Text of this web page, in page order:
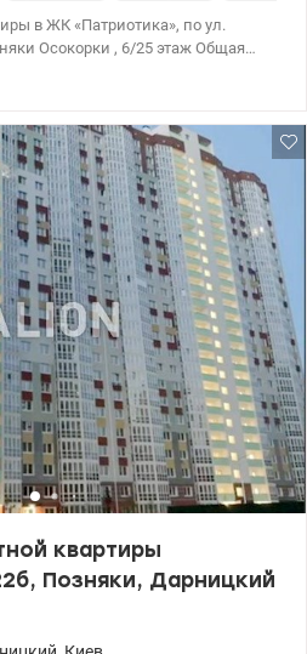
в ЖК «Патриотика», по ул.
Осокорки , 6/25 этаж Общая
центры, аптеки, почтовые
озеро для прогулок и
Осокорки 10-15 минут
Наталья, valion,ua/1147863
квартиры
Позняки, Дарницкий